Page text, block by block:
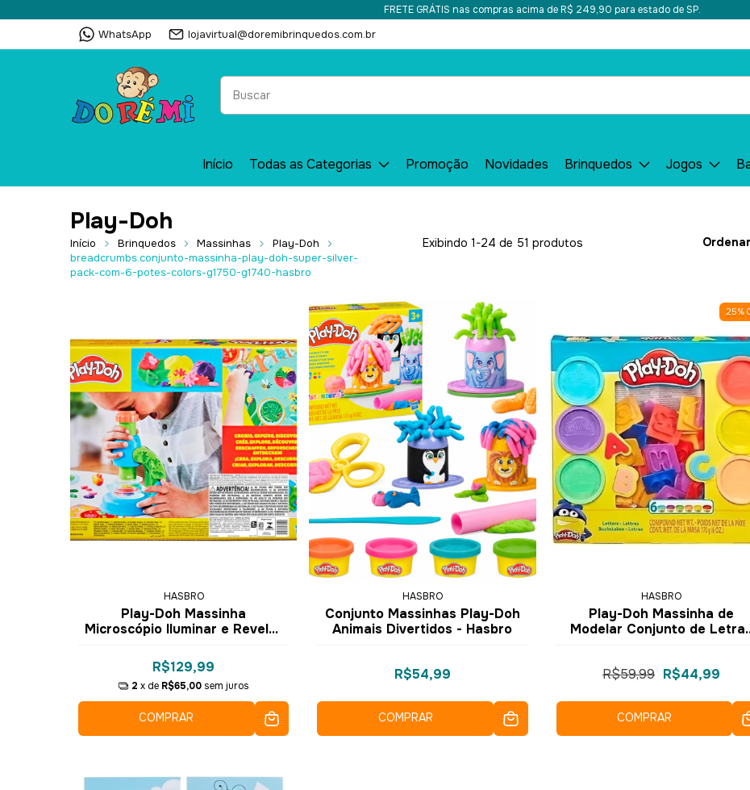
FRETE GRÁTIS nas compras acima de R$ 249,90 para estado de SP.
WhatsApp lojavirtual@doremibrinquedos.com.br
Início Todas as Categorias Promoção Novidades Brinquedos Jogos
Play-Doh
Início Brinquedos Massinhas
Play-Doh
breadcrumbs.conjunto-massinha-play-doh-super-silver-
pack-com-6-potes-colors-g1750-g1740-hasbro
Exibindo 1-24 de 51 produtos
HASBRO
Play-Doh Massinha
Microscópio Iluminar e Revelar
R$129,99
2 x de R$65,00 sem juros
COMPRAR
HASBRO
Conjunto Massinhas Play-Doh
Animais Divertidos - Hasbro
R$54,99
COMPRAR
25%
HASBRO
Play-Doh Massinha de
Modelar Conjunto de
R$59,99 R$44,99
COMPRAR